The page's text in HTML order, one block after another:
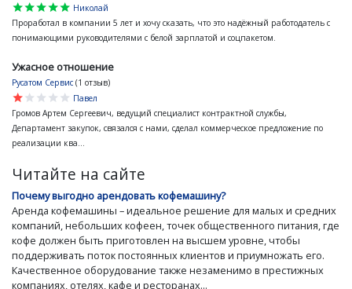
star
star
star
star
star
Николай
Проработал в компании 5 лет и хочу сказать, что это надёжный работодатель с
понимающими руководителями с белой зарплатой и соцпакетом.
Ужасное отношение
Русатом Сервис (1 отзыв)
star
star
star
star
star
Павел
Громов Артем Сергеевич, ведущий специалист контрактной службы,
Департамент закупок, связался с нами, сделал коммерческое предложение по
реализации ква...
Читайте на сайте
Почему выгодно арендовать кофемашину?
Аренда кофемашины – идеальное решение для малых и средних
компаний, небольших кофеен, точек общественного питания, где
кофе должен быть приготовлен на высшем уровне, чтобы
поддерживать поток постоянных клиентов и приумножать его.
Качественное оборудование также незаменимо в престижных
компаниях, отелях, кафе и ресторанах...